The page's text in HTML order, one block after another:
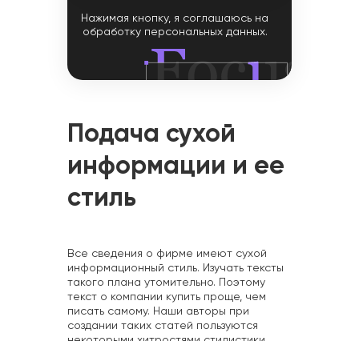
Нажимая кнопку, я соглашаюсь на
обработку персональных данных.
Подача сухой
информации и ее
стиль
Все сведения о фирме имеют сухой
информационный стиль. Изучать тексты
такого плана утомительно. Поэтому
текст о компании купить проще, чем
писать самому. Наши авторы при
создании таких статей пользуются